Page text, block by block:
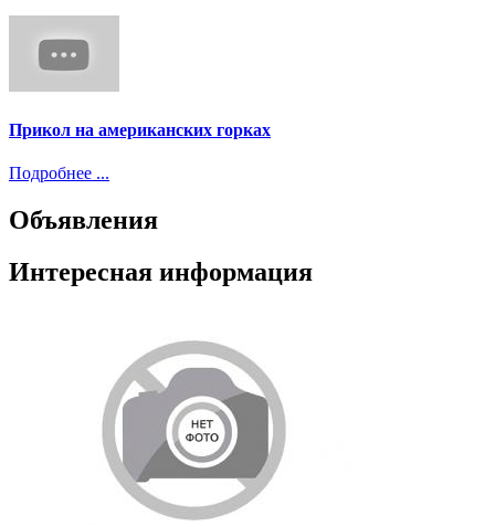
Прикол на американских горках
Подробнее ...
Объявления
Интересная информация